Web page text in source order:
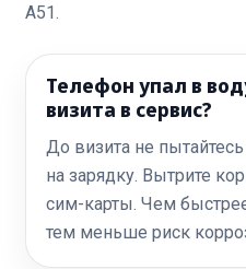
A51.
Телефон упал в
визита в сервис?
До визита не
на зарядку. Вытрите
сим-карты. Чем
тем меньше риск